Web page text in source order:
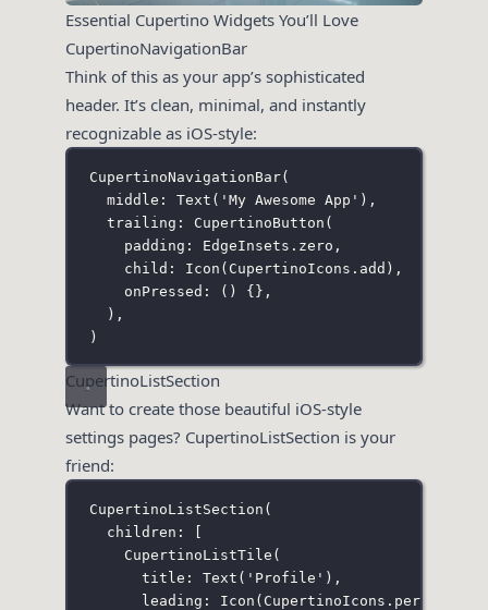
Essential Cupertino Widgets You’ll Love
CupertinoNavigationBar
Think of this as your app’s sophisticated
header. It’s clean, minimal, and instantly
recognizable as iOS-style:
CupertinoNavigationBar(
middle : Text ( 'My Awesome App' ),
trailing : CupertinoButton (
padding : EdgeInsets .zero,
child : Icon ( CupertinoIcons .add),
onPressed :
() {},
),
)
CupertinoListSection
Want to create those beautiful iOS-style
settings pages? CupertinoListSection is your
friend:
CupertinoListSection (
children :
CupertinoListTile (
title : Text ( 'Profile' ),
leading : Icon ( CupertinoIcons .person),